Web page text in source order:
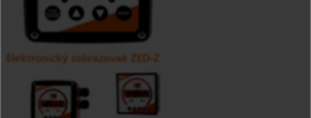
Elektronický zobrazovaè ZED-Z